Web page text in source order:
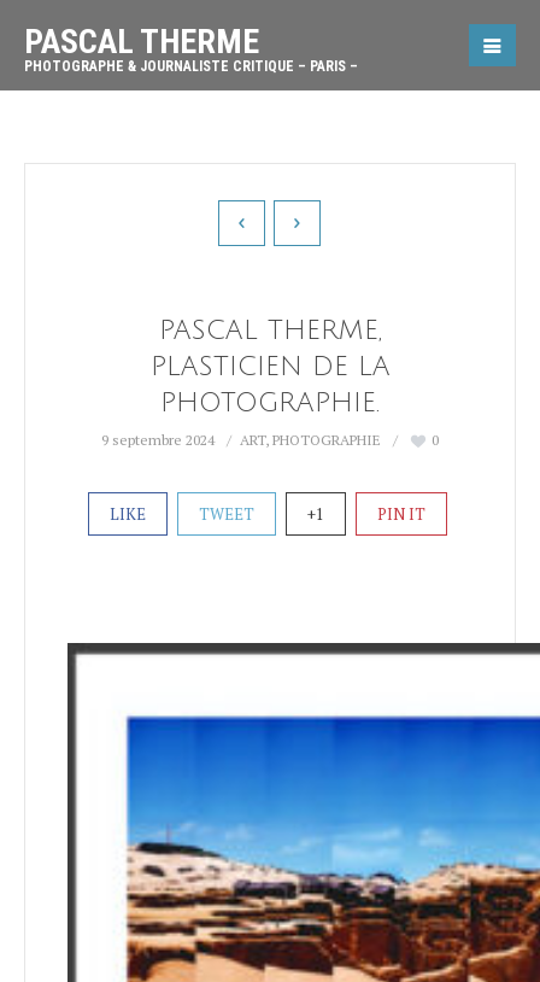
PASCAL THERME
PHOTOGRAPHE & JOURNALISTE CRITIQUE – PARIS –
PASCAL THERME,
PLASTICIEN DE LA
PHOTOGRAPHIE.
9 septembre 2024 ART, PHOTOGRAPHIE 0
LIKE TWEET +1 PIN IT